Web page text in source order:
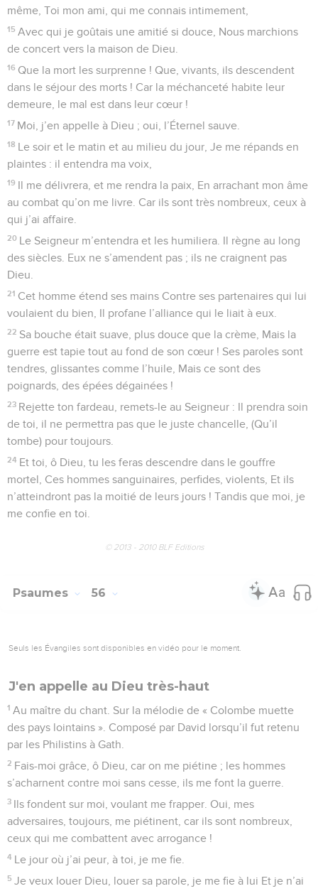
même, Toi mon ami, qui me connais intimement,
15 Avec qui je goûtais une amitié si douce, Nous marchions
de concert vers la maison de Dieu.
16 Que la mort les surprenne ! Que, vivants, ils descendent
dans le séjour des morts ! Car la méchanceté habite leur
demeure, le mal est dans leur cœur !
17 Moi, j’en appelle à Dieu ; oui, l’Éternel sauve.
18 Le soir et le matin et au milieu du jour, Je me répands en
plaintes : il entendra ma voix,
19 Il me délivrera, et me rendra la paix, En arrachant mon âme
au combat qu’on me livre. Car ils sont très nombreux, ceux à
qui j’ai affaire.
20 Le Seigneur m’entendra et les humiliera. Il règne au long
des siècles. Eux ne s’amendent pas ; ils ne craignent pas
Dieu.
21 Cet homme étend ses mains Contre ses partenaires qui lui
voulaient du bien, Il profane l’alliance qui le liait à eux.
22 Sa bouche était suave, plus douce que la crème, Mais la
guerre est tapie tout au fond de son cœur ! Ses paroles sont
tendres, glissantes comme l’huile, Mais ce sont des
poignards, des épées dégainées !
23 Rejette ton fardeau, remets-le au Seigneur : Il prendra soin
de toi, il ne permettra pas que le juste chancelle, (Qu’il
tombe) pour toujours.
24 Et toi, ô Dieu, tu les feras descendre dans le gouffre
mortel, Ces hommes sanguinaires, perfides, violents, Et ils
n’atteindront pas la moitié de leurs jours ! Tandis que moi, je
me confie en toi.
© 2013 - 2010 BLF Editions
Psaumes 56
Seuls les Évangiles sont disponibles en vidéo pour le moment.
J'en appelle au Dieu très-haut
1 Au maître du chant. Sur la mélodie de « Colombe muette
des pays lointains ». Composé par David lorsqu’il fut retenu
par les Philistins à Gath.
2 Fais-moi grâce, ô Dieu, car on me piétine ; les hommes
s’acharnent contre moi sans cesse, ils me font la guerre.
3 Ils fondent sur moi, voulant me frapper. Oui, mes
adversaires, toujours, me piétinent, car ils sont nombreux,
ceux qui me combattent avec arrogance !
4 Le jour où j’ai peur, à toi, je me fie.
5 Je veux louer Dieu, louer sa parole, je me fie à lui Et je n’ai